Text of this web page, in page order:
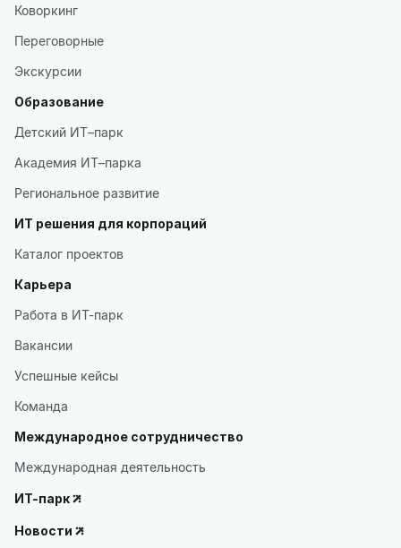
Коворкинг
Переговорные
Экскурсии
Образование
Детский ИТ–парк
Академия ИТ–парка
Региональное развитие
ИТ решения для корпораций
Каталог проектов
Карьера
Работа в ИТ-парк
Вакансии
Успешные кейсы
Команда
Международное сотрудничество
Международная деятельность
ИТ-парк
Новости